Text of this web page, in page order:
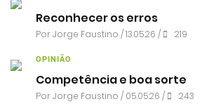
Reconhecer os erros
PorJorge Faustino / 13.05.26 / 219
OPINIÃO
Competência e boa sorte
PorJorge Faustino / 05.05.26 / 243